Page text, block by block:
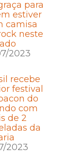
para
estiver
camisa
neste
2023
recebe
festival
do
com
de 2
da
2023